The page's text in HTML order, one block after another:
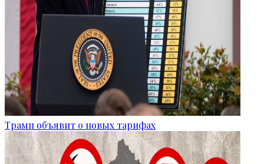
Трамп объявит о новых тарифах